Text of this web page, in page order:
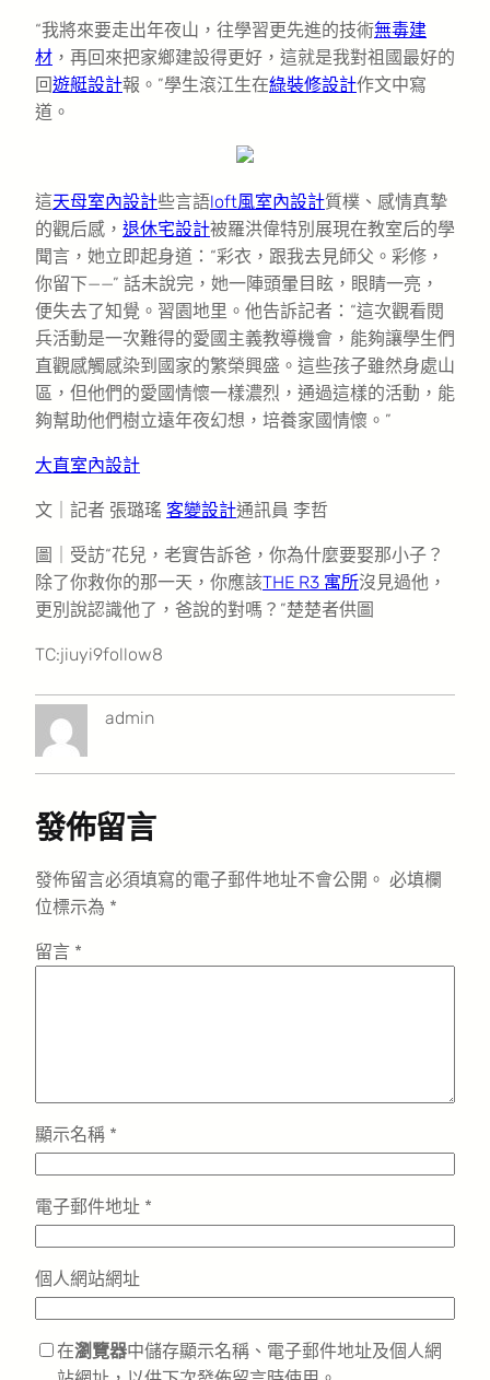
“我將來要走出年夜山，往學習更先進的技術無毒建
材 ，再回來把家鄉建設得更好，這就是我對祖國最好的
回遊艇設計報。”學生滾江生在綠裝修設計作文中寫
道。
這天母室內設計些言語loft風室內設計質樸、感情真摯
的觀后感， 退休宅設計被羅洪偉特別展現在教室后的學
聞言，她立即起身道：“彩衣，跟我去見師父。彩修，
你留下——” 話未說完，她一陣頭暈目眩，眼睛一亮，
便失去了知覺。習園地里。他告訴記者：“這次觀看閱
兵活動是一次難得的愛國主義教導機會，能夠讓學生們
直觀感觸感染到國家的繁榮興盛。這些孩子雖然身處山
區，但他們的愛國情懷一樣濃烈，通過這樣的活動，能
夠幫助他們樹立遠年夜幻想，培養家國情懷。”
大直室內設計
文｜記者 張璐瑤 客變設計通訊員 李哲
圖｜受訪“花兒，老實告訴爸，你為什麼要娶那小子？
除了你救你的那一天，你應該THE R3 寓所沒見過他，
更別說認識他了，爸說的對嗎？”楚楚者供圖
TC:jiuyi9follow8
admin
發佈留言
發佈留言必須填寫的電子郵件地址不會公開。 必填欄
位標示為 *
留言 *
顯示名稱 *
電子郵件地址 *
個人網站網址
在瀏覽器中儲存顯示名稱、電子郵件地址及個人網